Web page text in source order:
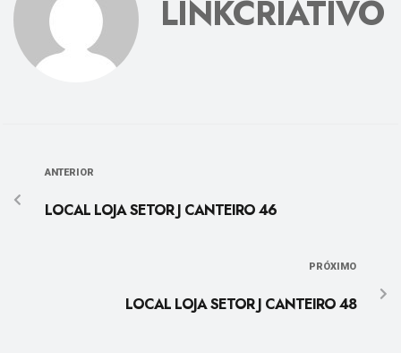
LINKCRIATIVO
ANTERIOR
LOCAL LOJA SETOR J CANTEIRO 46
PRÓXIMO
LOCAL LOJA SETOR J CANTEIRO 48